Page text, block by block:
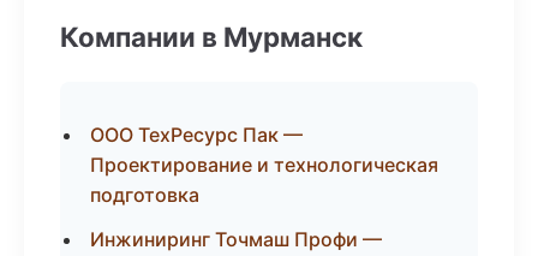
Компании в Мурманск
ООО ТехРесурс Пак —
Проектирование и технологическая
подготовка
Инжиниринг Точмаш Профи —